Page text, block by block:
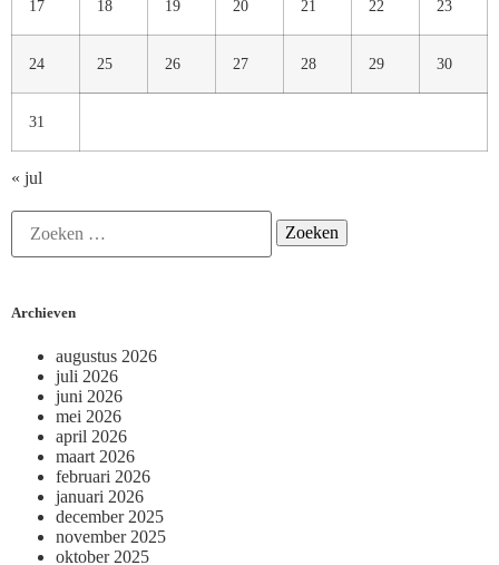
17 18 19 20 21 22 23
24 25 26 27 28 29 30
31
« jul
Archieven
augustus 2026
juli 2026
juni 2026
mei 2026
april 2026
maart 2026
februari 2026
januari 2026
december 2025
november 2025
oktober 2025